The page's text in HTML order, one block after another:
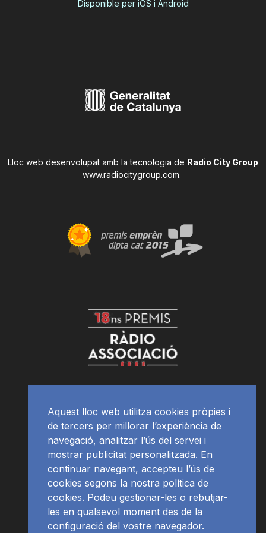
Disponible per iOS i Android
Lloc web desenvolupat amb la tecnologia de Radio City Group
www.radiocitygroup.com.
Aquest lloc web utilitza cookies pròpies i
de tercers per millorar l’experiència de
navegació, analitzar l’ús del servei i
mostrar publicitat personalitzada. En
continuar navegant, accepteu l’ús de
cookies segons la nostra política de
cookies. Podeu gestionar-les o rebutjar-
les en qualsevol moment des de la
configuració del vostre navegador.